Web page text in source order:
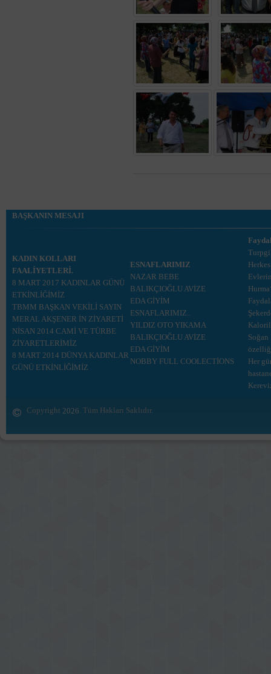
BAŞKANIN MESAJI
KADIN KOLLARI
FAALİYETLERİ.
8 MART 2017 KADINLAR GÜNÜ
ETKİNLİĞİMİZ
TBMM BAŞKAN VEKİLİ SAYIN
MERAL AKŞENER İN ZİYARETİ
NİSAN 2014 CAMİ VE TÜRBE
ZİYARETLERİMİZ
8 MART 2014 DÜNYA KADINLAR
GÜNÜ ETKİNLİĞİMİZ
ESNAFLARIMIZ
NAZAR BEBE
BALIKÇIOĞLU AVİZE
EDA GİYİM
ESNAFLARIMIZ..
YILDIZ OTO YIKAMA
BALIKÇIOĞLU AVİZE
EDA GİYİM
NOBBY FULL COOLECTİONS
Her
Copyright 2026 . Tüm Hakları Saklıdır.